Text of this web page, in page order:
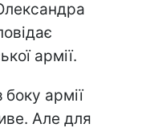
армії.
боку армії
Але для